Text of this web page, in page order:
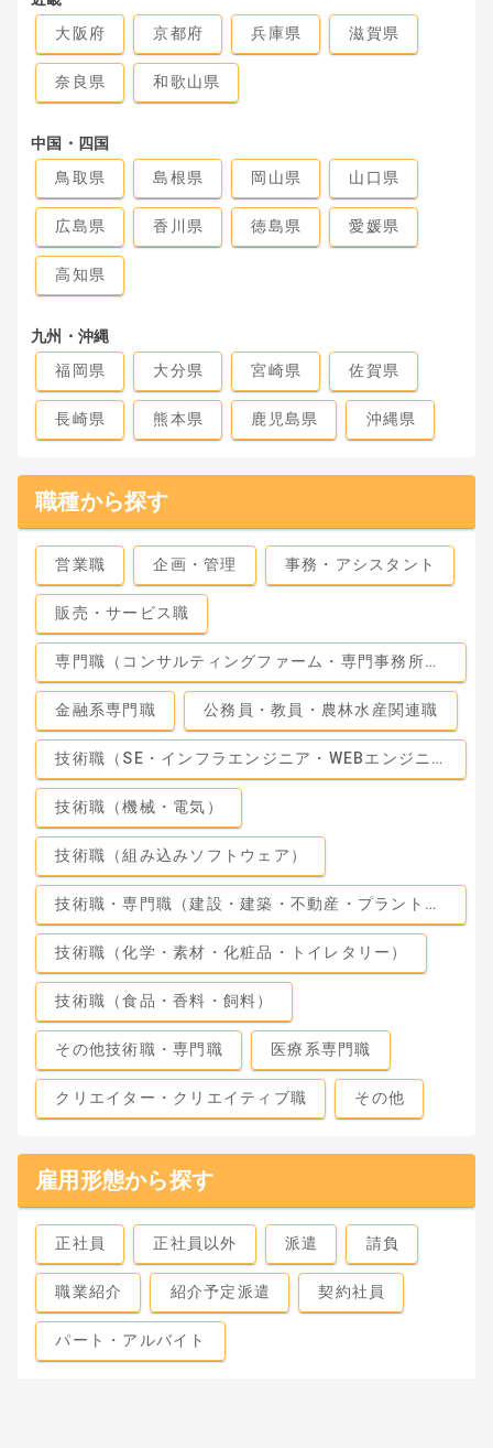
大阪府
京都府 兵庫県 滋賀県
奈良県 和歌山県
中国・四国
鳥取県
島根県 岡山県 山口県
広島県 香川県 徳島県 愛媛県
高知県
九州・沖縄
福岡県
大分県 宮崎県 佐賀県
長崎県 熊本県 鹿児島県 沖縄県
職種から探す
営業職 企画・管理 事務・アシスタント
販売・サービス職
専門職（コンサルティングファーム・専門事務所・監査法人）
金融系専門職 公務員・教員・農林水産関連職
技術職（SE・インフラエンジニア・WEBエンジニア）
技術職（機械・電気）
技術職（組み込みソフトウェア）
技術職・専門職（建設・建築・不動産・プラント・工場）
技術職（化学・素材・化粧品・トイレタリー）
技術職（食品・香料・飼料）
その他技術職・専門職 医療系専門職
クリエイター・クリエイティブ職 その他
雇用形態から探す
正社員 正社員以外 派遣 請負
職業紹介 紹介予定派遣 契約社員
パート・アルバイト